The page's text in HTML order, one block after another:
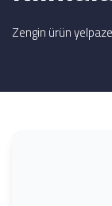
Zengin ürün